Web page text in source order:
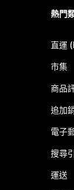
熱門
直運
市集
商品
追加
電子
搜尋
運送